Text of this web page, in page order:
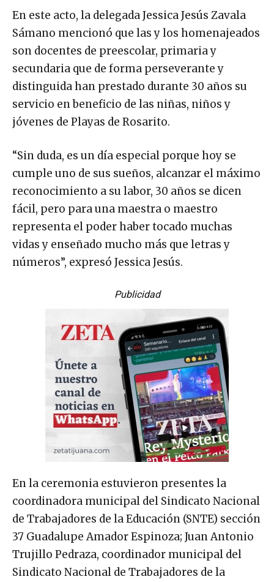
En este acto, la delegada Jessica Jesús Zavala
Sámano mencionó que las y los homenajeados
son docentes de preescolar, primaria y
secundaria que de forma perseverante y
distinguida han prestado durante 30 años su
servicio en beneficio de las niñas, niños y
jóvenes de Playas de Rosarito.
“Sin duda, es un día especial porque hoy se
cumple uno de sus sueños, alcanzar el máximo
reconocimiento a su labor, 30 años se dicen
fácil, pero para una maestra o maestro
representa el poder haber tocado muchas
vidas y enseñado mucho más que letras y
números”, expresó Jessica Jesús.
Publicidad
En la ceremonia estuvieron presentes la
coordinadora municipal del Sindicato Nacional
de Trabajadores de la Educación (SNTE) sección
37 Guadalupe Amador Espinoza; Juan Antonio
Trujillo Pedraza, coordinador municipal del
Sindicato Nacional de Trabajadores de la